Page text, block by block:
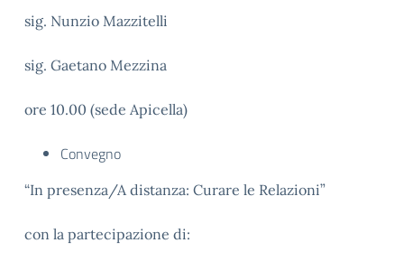
sig. Nunzio Mazzitelli
sig. Gaetano Mezzina
ore 10.00 (sede Apicella)
Convegno
“In presenza/A distanza: Curare le Relazioni”
con la partecipazione di: